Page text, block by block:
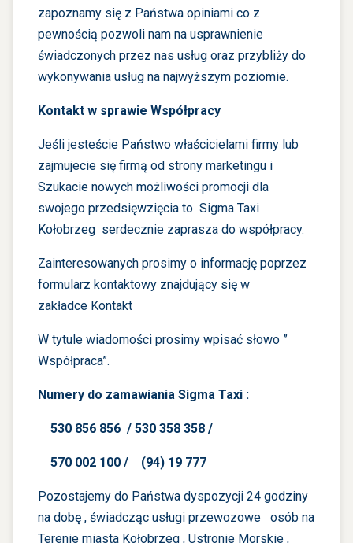
zapoznamy się z Państwa opiniami co z
pewnością pozwoli nam na usprawnienie
świadczonych przez nas usług oraz przybliży do
wykonywania usług na najwyższym poziomie.
Kontakt w sprawie Współpracy
Jeśli jesteście Państwo właścicielami firmy lub
zajmujecie się firmą od strony marketingu i
Szukacie nowych możliwości promocji dla
swojego przedsięwzięcia to Sigma Taxi
Kołobrzeg serdecznie zaprasza do współpracy.
Zainteresowanych prosimy o informację poprzez
formularz kontaktowy znajdujący się w
zakładce Kontakt
W tytule wiadomości prosimy wpisać słowo ”
Współpraca”.
Numery do zamawiania Sigma Taxi :
530 856 856 / 530 358 358 /
570 002 100 / (94) 19 777
Pozostajemy do Państwa dyspozycji 24 godziny
na dobę , świadcząc usługi przewozowe osób na
Terenie miasta Kołobrzeg , Ustronie Morskie ,